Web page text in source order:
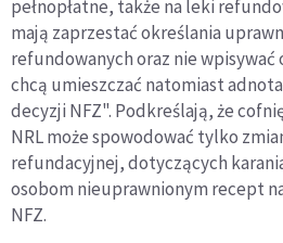
pełnopłatne, także na leki
mają zaprzestać określania
refundowanych oraz nie wpisywać
chcą umieszczać natomiast
decyzji NFZ". Podkreślają, że
NRL może spowodować tylko
refundacyjnej, dotyczących
osobom nieuprawnionym recept
NFZ.